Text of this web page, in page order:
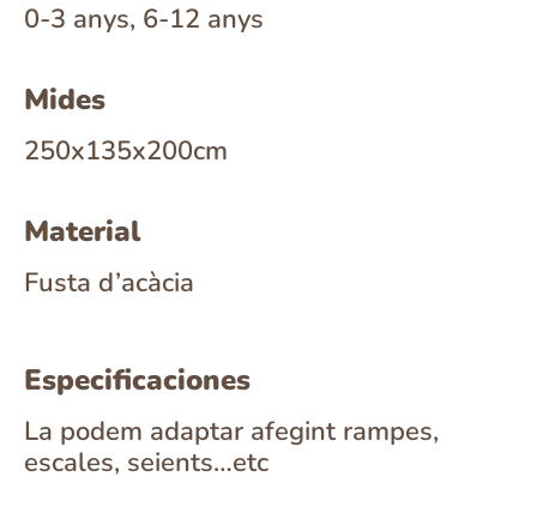
0-3 anys, 6-12 anys
Mides
250x135x200cm
Material
Fusta d’acàcia
Especificaciones
La podem adaptar afegint rampes,
escales, seients…etc